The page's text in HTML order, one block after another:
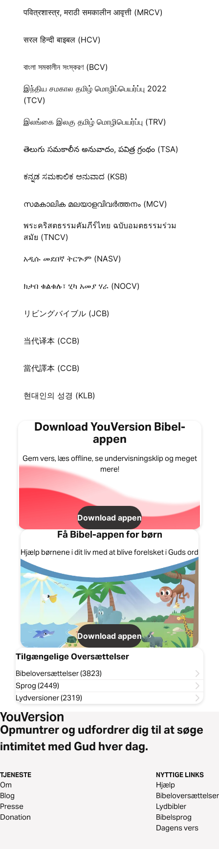
पवित्रशास्त्र, मराठी समकालीन आवृत्ती (MRCV)
सरल हिन्दी बाइबल (HCV)
বাংলা সমকালীন সংস্করণ (BCV)
இந்திய சமகால தமிழ் மொழிப்பெயர்ப்பு 2022
(TCV)
இலங்கை இலகு தமிழ் மொழிபெயர்ப்பு (TRV)
తెలుగు సమకాలీన అనువాదం, పవిత్ర గ్రంథం (TSA)
ಕನ್ನಡ ಸಮಕಾಲಿಕ ಅನುವಾದ (KSB)
സമകാലിക മലയാളവിവർത്തനം (MCV)
พระคริสตธรรมคัมภีร์ไทย ฉบับอมตธรรมร่วม
สมัย (TNCV)
አዲሱ መደበኛ ትርጒም (NASV)
ክታበ ቁልቁሉ፣ ሂካ አመያ ሃራ (NOCV)
リビングバイブル (JCB)
当代译本 (CCB)
當代譯本 (CCB)
현대인의 성경 (KLB)
Download YouVersion Bibel-
appen
Gem vers, læs offline, se undervisningsklip og meget
mere!
Download appen
Få Bibel-appen for børn
Hjælp børnene i dit liv med at blive forelsket i Guds ord
Download appen
Tilgængelige Oversættelser
Bibeloversættelser (3823)
Sprog (2449)
Lydversioner (2319)
Opmuntrer og udfordrer dig til at søge
intimitet med Gud hver dag.
TJENESTE
Om
Blog
Presse
Donation
NYTTIGE LINKS
Hjælp
Bibeloversættelser
Lydbibler
Bibelsprog
Dagens vers